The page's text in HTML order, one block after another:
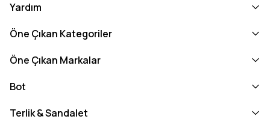
Yardım
Öne Çıkan Kategoriler
Öne Çıkan Markalar
Bot
Terlik & Sandalet